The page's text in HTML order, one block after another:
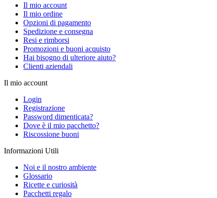
Il mio account
Il mio ordine
Opzioni di pagamento
Spedizione e consegna
Resi e rimborsi
Promozioni e buoni acquisto
Hai bisogno di ulteriore aiuto?
Clienti aziendali
Il mio account
Login
Registrazione
Password dimenticata?
Dove è il mio pacchetto?
Riscossione buoni
Informazioni Utili
Noi e il nostro ambiente
Glossario
Ricette e curiosità
Pacchetti regalo